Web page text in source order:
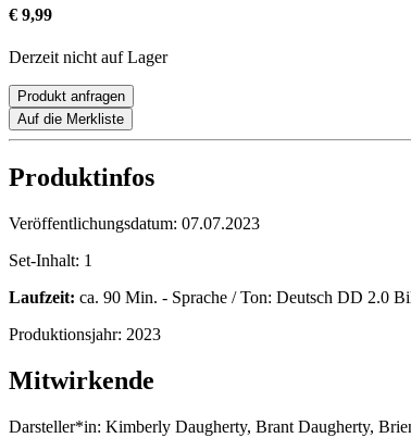
€ 9,99
Derzeit nicht auf Lager
Produkt anfragen
Auf die Merkliste
Produktinfos
Veröffentlichungsdatum: 07.07.2023
Set-Inhalt: 1
Laufzeit: ca. 90 Min. - Sprache / Ton: Deutsch DD 2.0
Produktionsjahr: 2023
Mitwirkende
Darsteller*in: Kimberly Daugherty, Brant Daugherty,